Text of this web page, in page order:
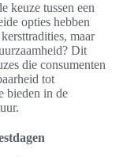
keuze tussen een
opties hebben
maar
Dit
die consumenten
tot
bieden in de